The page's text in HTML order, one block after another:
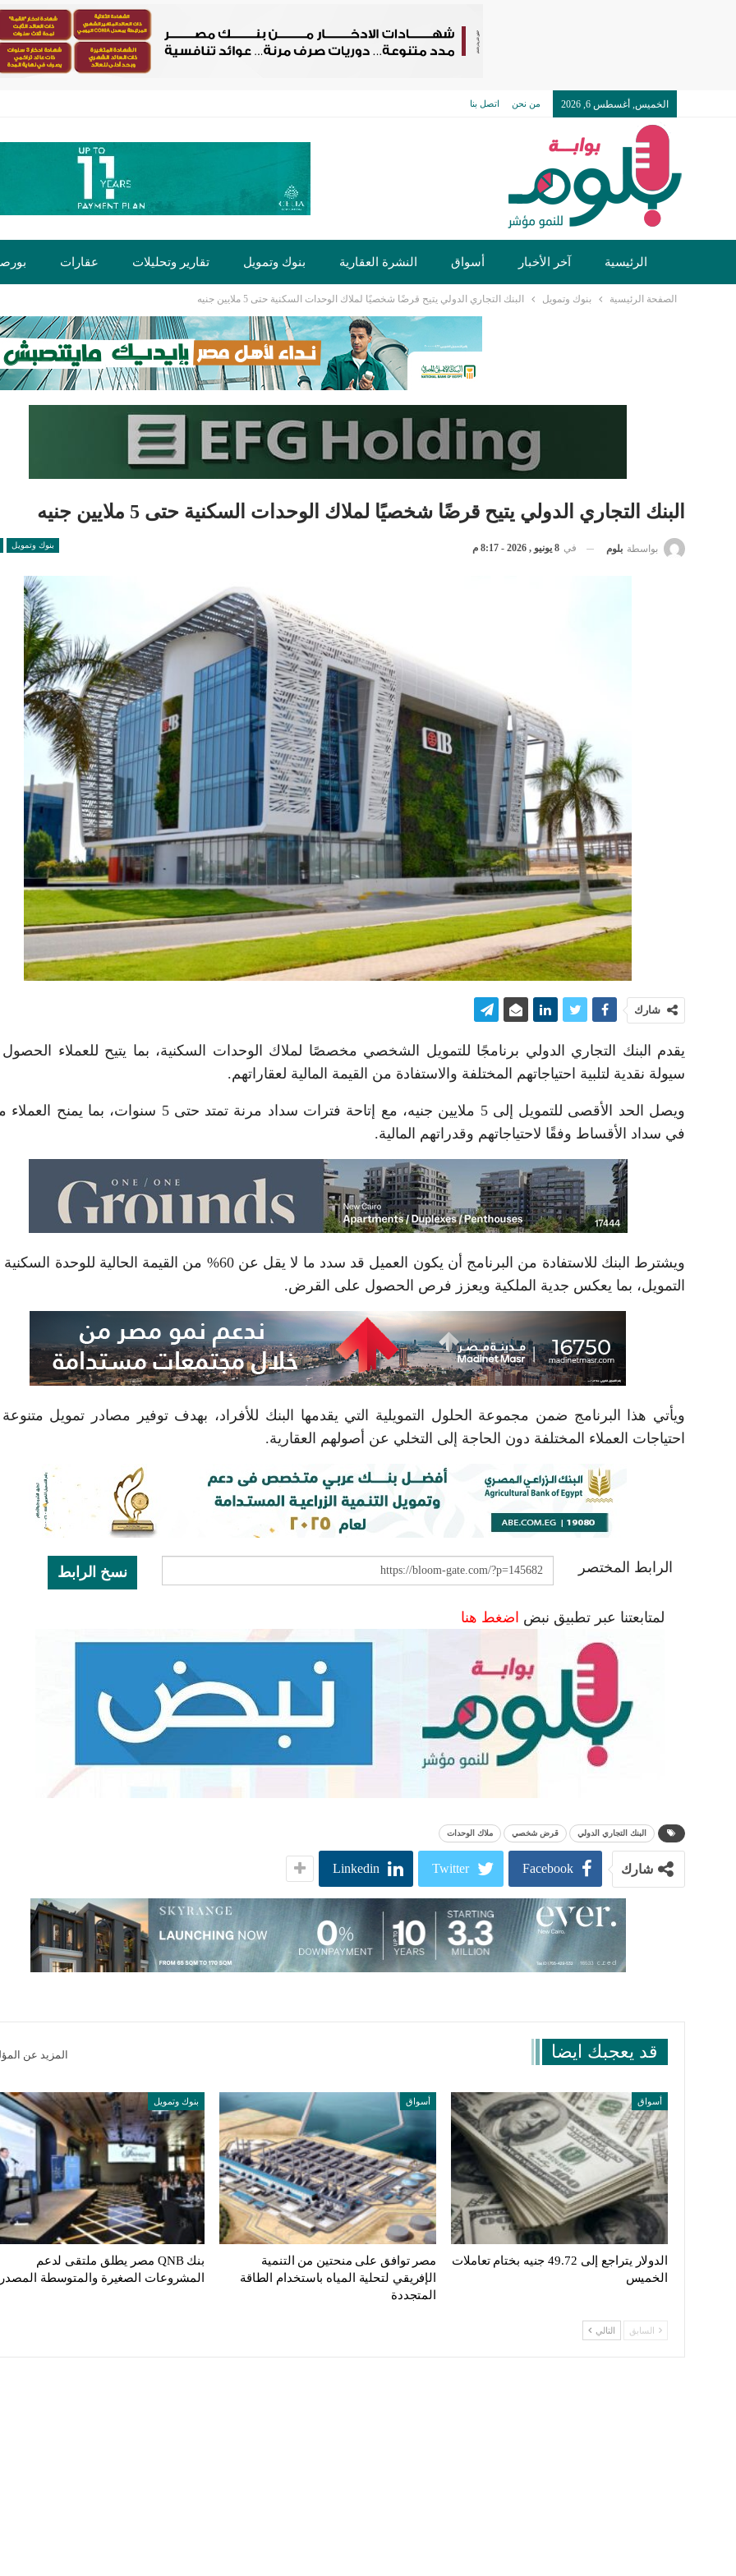
الخميس, أغسطس 6, 2026 من نحن اتصل بنا
الرئيسية آخر الأخبار أسواق النشرة العقارية بنوك وتمويل تقارير وتحليلات عقارات
الصفحة الرئيسية بنوك وتمويل البنك التجاري الدولي يتيح قرضًا شخصيًا لملاك الوحدات السكنية حتى 5 ملايين جنيه
البنك التجاري الدولي يتيح قرضًا شخصيًا لملاك الوحدات السكنية حتى 5 ملايين جنيه
بنوك وتمويل بواسطة بلوم في 8 يونيو , 2026 - 8:17 م
شارك
يقدم البنك التجاري الدولي برنامجًا للتمويل الشخصي مخصصًا لملاك الوحدات السكنية، بما يتيح للعملاء
سيولة نقدية لتلبية احتياجاتهم المختلفة والاستفادة من القيمة المالية لعقاراتهم.
ويصل الحد الأقصى للتمويل إلى 5 ملايين جنيه، مع إتاحة فترات سداد مرنة تمتد حتى 5 سنوات،
في سداد الأقساط وفقًا لاحتياجاتهم وقدراتهم المالية.
ويشترط البنك للاستفادة من البرنامج أن يكون العميل قد سدد ما لا يقل عن 60% من القيمة الحالية
التمويل، بما يعكس جدية الملكية ويعزز فرص الحصول على القرض.
ويأتي هذا البرنامج ضمن مجموعة الحلول التمويلية التي يقدمها البنك للأفراد، بهدف توفير مصادر تمويل
احتياجات العملاء المختلفة دون الحاجة إلى التخلي عن أصولهم العقارية.
الرابط المختصر نسخ الرابط
لمتابعتنا عبر تطبيق نبض اضغط هنا
البنك التجاري الدولي قرض شخصي ملاك الوحدات
شارك Facebook
Twitter
Linkedin
قد يعجبك ايضا المزيد عن
أسواق
الدولار يتراجع إلى 49.72 جنيه بختام تعاملات
الخميس
أسواق
مصر توافق على منحتين من التنمية
الإفريقي لتحلية المياه باستخدام الطاقة
المتجددة
بنوك وتمويل
بنك QNB مصر يطلق ملتقى لدعم
المشروعات الصغيرة والمتوسطة
السابق التالي